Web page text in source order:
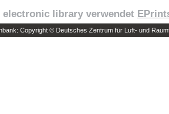
electronic library verwendet
Copyright © Deutsches Zentrum für Luft- und